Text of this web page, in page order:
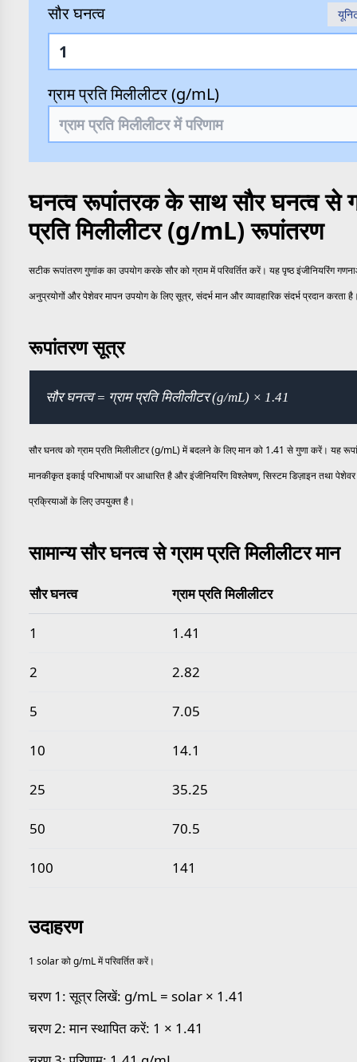
सौर घनत्व
ग्राम प्रति मिलीलीटर (g/mL)
घनत्व रूपांतरक के साथ सौर घनत्व से
प्रति मिलीलीटर (g/mL) रूपांतरण
सटीक रूपांतरण गुणांक का उपयोग करके सौर को ग्राम में परिवर्तित करें। यह पृष्ठ इंजीनियरिंग
अनुप्रयोगों और पेशेवर मापन उपयोग के लिए सूत्र, संदर्भ मान और व्यावहारिक संदर्भ प्रदान करता
रूपांतरण सूत्र
सौर घनत्व = ग्राम प्रति मिलीलीटर (g/mL) × 1.41
सौर घनत्व को ग्राम प्रति मिलीलीटर (g/mL) में बदलने के लिए मान को 1.41 से गुणा करें। यह
मानकीकृत इकाई परिभाषाओं पर आधारित है और इंजीनियरिंग विश्लेषण, सिस्टम डिज़ाइन तथा पेशेवर
प्रक्रियाओं के लिए उपयुक्त है।
सामान्य सौर घनत्व से ग्राम प्रति मिलीलीटर मान
सामान्य सौर घनत्व से ग्राम प्रति मिलीलीटर मान
सौर घनत्व ग्राम प्रति मिलीलीटर
1 1.41
2 2.82
5 7.05
10 14.1
25 35.25
50 70.5
100 141
उदाहरण
1 solar को g/mL में परिवर्तित करें।
चरण 1: सूत्र लिखें: g/mL = solar × 1.41
चरण 2: मान स्थापित करें: 1 × 1.41